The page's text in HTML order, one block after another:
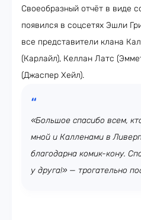
Своеобразный отчёт в виде
появился в соцсетях Эшли
все представители клана
(Карлайл), Келлан Латс
(Джаспер Хейл).
«Большое спасибо всем,
мной и Калленами в
благодарна комик-кону.
у друга!» — трогательно